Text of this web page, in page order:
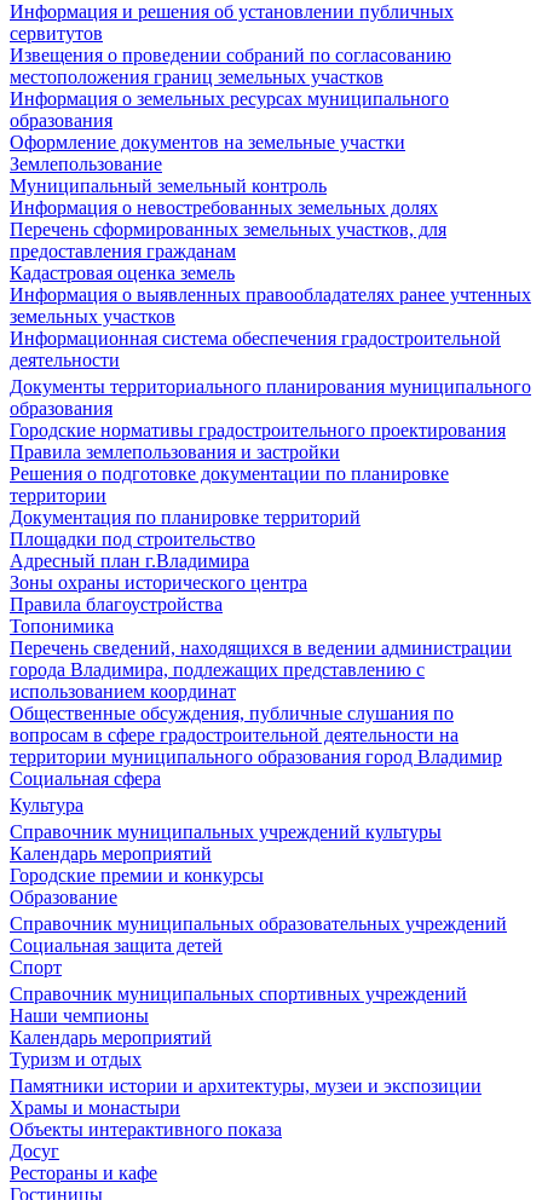
Информация и решения об установлении публичных
сервитутов
Извещения о проведении собраний по согласованию
местоположения границ земельных участков
Информация о земельных ресурсах муниципального
образования
Оформление документов на земельные участки
Землепользование
Муниципальный земельный контроль
Информация о невостребованных земельных долях
Перечень сформированных земельных участков, для
предоставления гражданам
Кадастровая оценка земель
Информация о выявленных правообладателях ранее учтенных
земельных участков
Информационная система обеспечения градостроительной
деятельности
Документы территориального планирования муниципального
образования
Городские нормативы градостроительного проектирования
Правила землепользования и застройки
Решения о подготовке документации по планировке
территории
Документация по планировке территорий
Площадки под строительство
Адресный план г.Владимира
Зоны охраны исторического центра
Правила благоустройства
Топонимика
Перечень сведений, находящихся в ведении администрации
города Владимира, подлежащих представлению с
использованием координат
Общественные обсуждения, публичные слушания по
вопросам в сфере градостроительной деятельности на
территории муниципального образования город Владимир
Социальная сфера
Культура
Справочник муниципальных учреждений культуры
Календарь мероприятий
Городские премии и конкурсы
Образование
Справочник муниципальных образовательных учреждений
Социальная защита детей
Спорт
Справочник муниципальных спортивных учреждений
Наши чемпионы
Календарь мероприятий
Туризм и отдых
Памятники истории и архитектуры, музеи и экспозиции
Храмы и монастыри
Объекты интерактивного показа
Досуг
Рестораны и кафе
Гостиницы